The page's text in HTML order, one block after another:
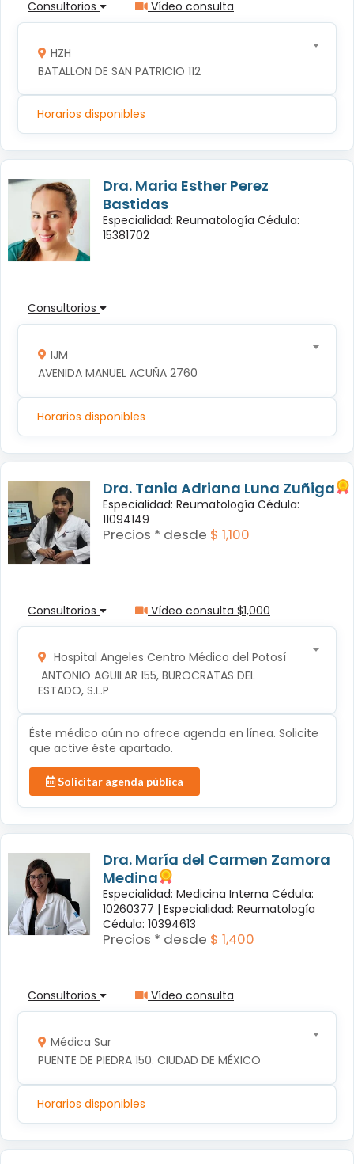
Consultorios Vídeo consulta
HZH
BATALLON DE SAN PATRICIO 112
Horarios disponibles
Dra. Maria Esther Perez
Bastidas
Especialidad: Reumatología Cédula:
15381702
Consultorios
IJM
AVENIDA MANUEL ACUÑA 2760
Horarios disponibles
Dra. Tania Adriana Luna Zuñiga
Especialidad: Reumatología Cédula:
11094149
Precios * desde $ 1,100
Consultorios Vídeo consulta $1,000
Hospital Angeles Centro Médico del Potosí
ESTADO, S.L.P
Éste médico aún no ofrece agenda en línea. Solicite
que active éste apartado.
Solicitar agenda pública
Dra. María del Carmen Zamora
Medina
Especialidad: Medicina Interna Cédula:
10260377 | Especialidad: Reumatología
Cédula: 10394613
Precios * desde $ 1,400
Consultorios Vídeo consulta
Médica Sur
PUENTE DE PIEDRA 150. CIUDAD DE MÉXICO
Horarios disponibles